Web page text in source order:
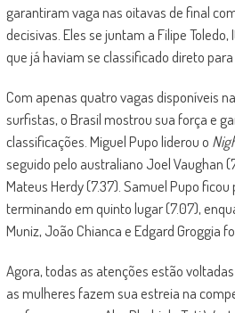
garantiram vaga nas oitavas de final
decisivas. Eles se juntam a Filipe Toledo,
que já haviam se classificado direto
Com apenas quatro vagas disponíveis
surfistas, o Brasil mostrou sua força e
classificações. Miguel Pupo liderou o
seguido pelo australiano Joel Vaughan
Mateus Herdy (7.37). Samuel Pupo
terminando em quinto lugar (7.07),
Muniz, João Chianca e Edgard Groggia
Agora, todas as atenções estão
as mulheres fazem sua estreia na